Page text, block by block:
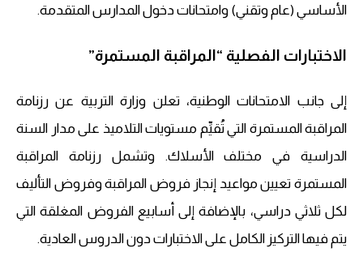
الأساسي (عام وتقني) وامتحانات دخول المدارس المتقدمة.
الاختبارات الفصلية “المراقبة المستمرة”
إلى جانب الامتحانات الوطنية، تعلن وزارة التربية عن رزنامة
المراقبة المستمرة التي تُقيِّم مستويات التلاميذ على مدار السنة
الدراسية في مختلف الأسلاك. وتشمل رزنامة المراقبة
المستمرة تعيين مواعيد إنجاز فروض المراقبة وفروض التأليف
لكل ثلاثي دراسي، بالإضافة إلى أسابيع الفروض المغلقة التي
يتم فيها التركيز الكامل على الاختبارات دون الدروس العادية.